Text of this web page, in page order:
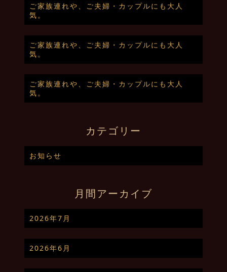
ご家族連れや、ご夫婦・カップルにも大人
気。
ご家族連れや、ご夫婦・カップルにも大人
気。
ご家族連れや、ご夫婦・カップルにも大人
気。
カテゴリー
お知らせ
月間アーカイブ
2026年7月
2026年6月